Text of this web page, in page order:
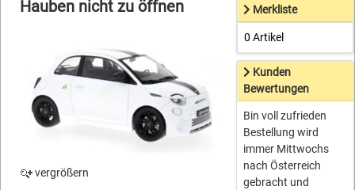
Hauben nicht zu öffnen
vergrößern
Merkliste
0 Artikel
Kunden
Bewertungen
Bin voll zufrieden
Bestellung wird
immer Mittwochs
nach Österreich
gebracht und